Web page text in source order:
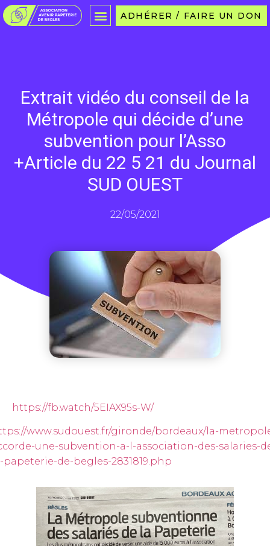
ADHÉRER / FAIRE UN DON
Extrait vidéo du conseil de la
Métropole qui décide d’une
subvention pour l’Asso
+Article du 22 5 21 du Journal
SUD OUEST
22/05/2021
https://fb.watch/5EIAX95s-W/
www.sudouest.fr/gironde/bordeaux/la-
une-subvention-a-l-association-des-salaries-
papeterie-de-begles-2831819.php